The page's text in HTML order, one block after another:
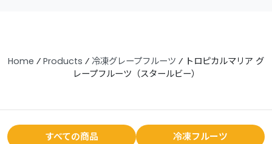
Home ⁄ Products ⁄ 冷凍グレープフルーツ ⁄ トロピカルマリア グ
レープフルーツ（スタールビー）
すべての商品 冷凍フルーツ